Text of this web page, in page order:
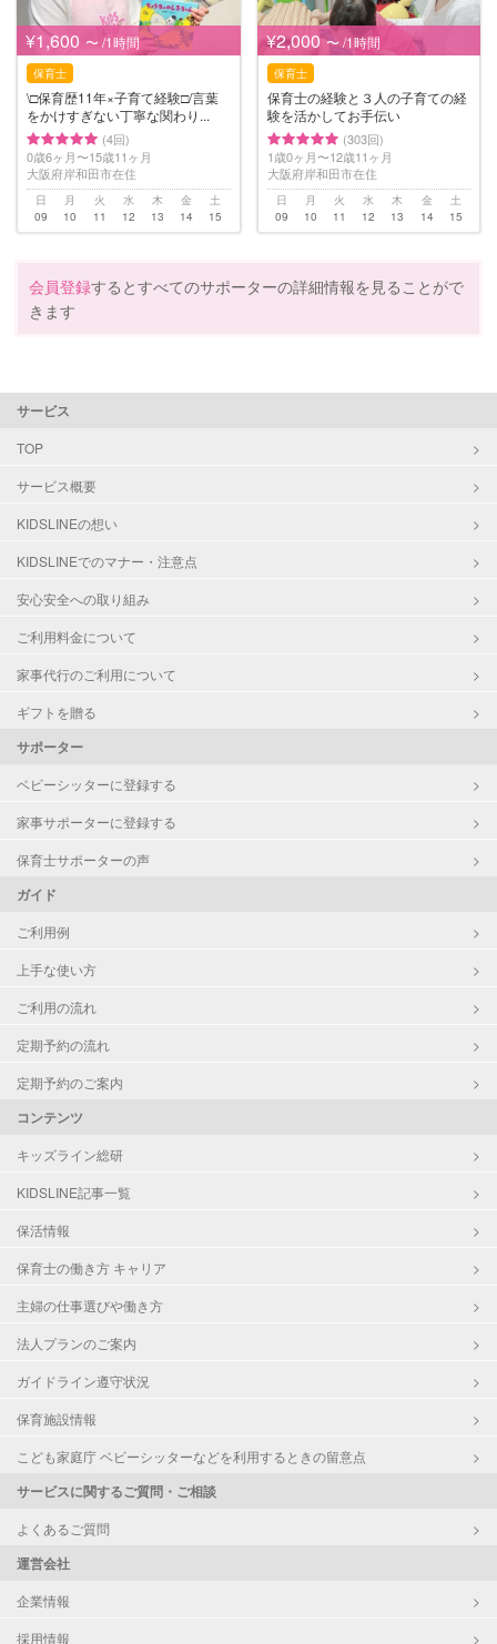
¥1,600 〜 /1時間
保育士
\□︎保育歴11年×子育て経験□︎/言葉
をかけすぎない丁寧な関わり...
(4回)
0歳6ヶ月〜15歳11ヶ月
大阪府岸和田市在住
日
09
月
10
火
11
水
12
木
13
金
14
土
15
¥2,000 〜 /1時間
保育士
保育士の経験と３人の子育ての経
験を活かしてお手伝い
(303回)
1歳0ヶ月〜12歳11ヶ月
大阪府岸和田市在住
日
09
月
10
火
11
水
12
木
13
金
14
土
15
会員登録するとすべてのサポーターの詳細情報を見ることがで
きます
サービス
TOP
サービス概要
KIDSLINEの想い
KIDSLINEでのマナー・注意点
安心安全への取り組み
ご利用料金について
家事代行のご利用について
ギフトを贈る
サポーター
ベビーシッターに登録する
家事サポーターに登録する
保育士サポーターの声
ガイド
ご利用例
上手な使い方
ご利用の流れ
定期予約の流れ
定期予約のご案内
コンテンツ
キッズライン総研
KIDSLINE記事一覧
保活情報
保育士の働き方 キャリア
主婦の仕事選びや働き方
法人プランのご案内
ガイドライン遵守状況
保育施設情報
こども家庭庁 ベビーシッターなどを利用するときの留意点
サービスに関するご質問・ご相談
よくあるご質問
運営会社
企業情報
採用情報